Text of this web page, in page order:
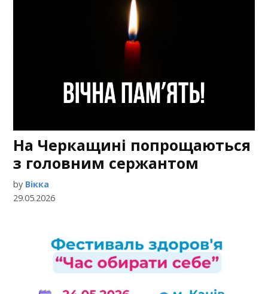
На Черкащині попрощаються
з головним сержантом
by Вікка
29.05.2026